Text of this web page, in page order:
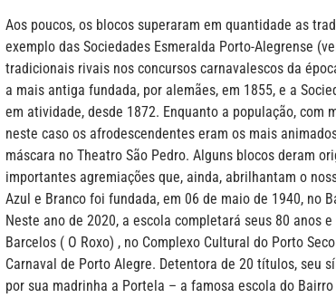
Aos poucos, os blocos superaram em quantidade as
exemplo das Sociedades Esmeralda Porto-Alegrense
tradicionais rivais nos concursos carnavalescos da
a mais antiga fundada, por alemães, em 1855, e a
em atividade, desde 1872. Enquanto a população, com
neste caso os afrodescendentes eram os mais
máscara no Theatro São Pedro. Alguns blocos deram
importantes agremiações que, ainda, abrilhantam o
Azul e Branco foi fundada, em 06 de maio de 1940, no
Neste ano de 2020, a escola completará seus 80 anos
Barcelos ( O Roxo) , no Complexo Cultural do Porto
Carnaval de Porto Alegre. Detentora de 20 títulos, seu
por sua madrinha a Portela – a famosa escola do